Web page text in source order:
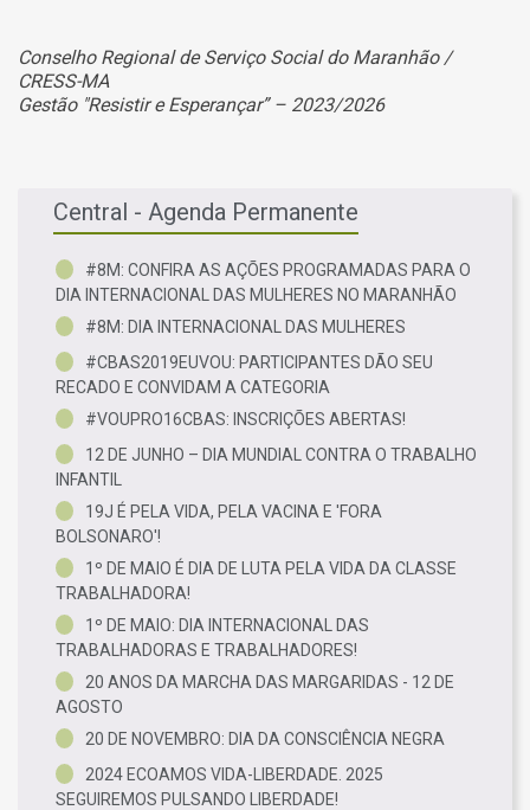
Conselho Regional de Serviço Social do Maranhão /
CRESS-MA
Gestão "Resistir e Esperançar” – 2023/2026
Central - Agenda Permanente
#8M: CONFIRA AS AÇÕES PROGRAMADAS PARA O
DIA INTERNACIONAL DAS MULHERES NO MARANHÃO
#8M: DIA INTERNACIONAL DAS MULHERES
#CBAS2019EUVOU: PARTICIPANTES DÃO SEU
RECADO E CONVIDAM A CATEGORIA
#VOUPRO16CBAS: INSCRIÇÕES ABERTAS!
12 DE JUNHO – DIA MUNDIAL CONTRA O TRABALHO
INFANTIL
19J É PELA VIDA, PELA VACINA E 'FORA
BOLSONARO'!
1º DE MAIO É DIA DE LUTA PELA VIDA DA CLASSE
TRABALHADORA!
1º DE MAIO: DIA INTERNACIONAL DAS
TRABALHADORAS E TRABALHADORES!
20 ANOS DA MARCHA DAS MARGARIDAS - 12 DE
AGOSTO
20 DE NOVEMBRO: DIA DA CONSCIÊNCIA NEGRA
2024 ECOAMOS VIDA-LIBERDADE. 2025
SEGUIREMOS PULSANDO LIBERDADE!